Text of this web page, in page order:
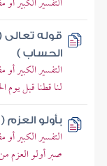
قوله تعالى
الحساب )
التفسير الكبير
لنا قطنا قبل يوم
بأولو
التفسير الكبير
صبر أولو العزم